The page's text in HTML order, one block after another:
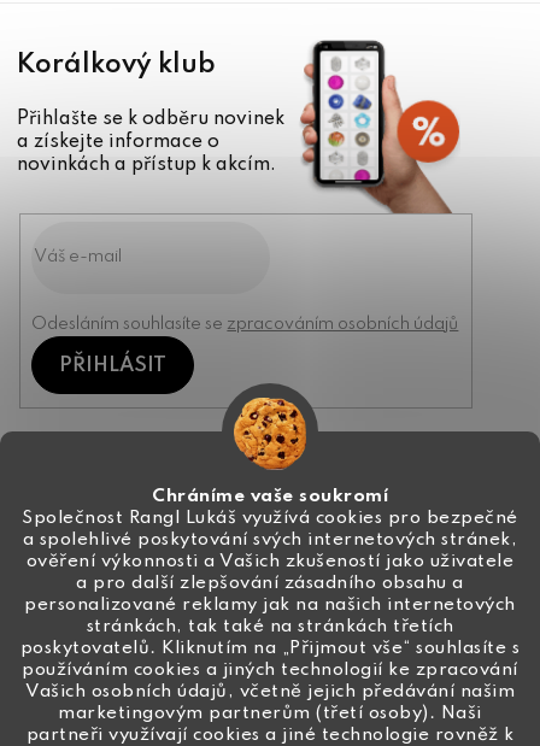
Chráníme vaše soukromí
Společnost Rangl Lukáš využívá cookies pro bezpečné
a spolehlivé poskytování svých internetových stránek,
ověření výkonnosti a Vašich zkušeností jako uživatele
a pro další zlepšování zásadního obsahu a
personalizované reklamy jak na našich internetových
stránkách, tak také na stránkách třetích
poskytovatelů. Kliknutím na „Přijmout vše“ souhlasíte s
používáním cookies a jiných technologií ke zpracování
Vašich osobních údajů, včetně jejich předávání našim
marketingovým partnerům (třetí osoby). Naši
partneři využívají cookies a jiné technologie rovněž k
Korálkový klub
Přihlašte se k odběru novinek
a získejte informace o
novinkách a přístup k akcím.
Odesláním souhlasíte se zpracováním osobních údajů
PŘIHLÁSIT
info@ceske-koralky.cz
+420 774 444 191